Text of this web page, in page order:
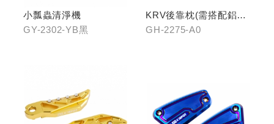
小瓢蟲清淨機
GY-2302-YB黑
KRV後靠枕(需搭配鋁合
金扶手)
GH-2275-A0